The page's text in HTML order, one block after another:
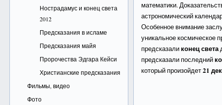
Нострадамус и конец света
2012
Предсказания в исламе
Предсказания майя
Пророчества Эдгара Кейси
Христианские предсказания
Фильмы, видео
Фото
математики.
астрономический
Особенное внимание
уникальное космическое
предсказаликонец света
предсказали последний
который произойдет21